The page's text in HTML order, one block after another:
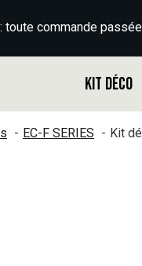
commande
Kit déco
EC-F SERIES Kit